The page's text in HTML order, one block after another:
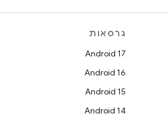
גרסאות
Android 17
Android 16
Android 15
Android 14